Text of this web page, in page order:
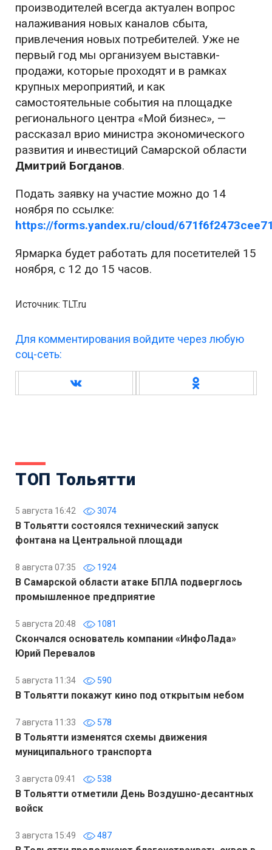
производителей всегда актуален вопрос
налаживания новых каналов сбыта,
привлечения новых потребителей. Уже не
первый год мы организуем выставки-
продажи, которые проходят и в рамках
крупных мероприятий, и как
самостоятельные события на площадке
регионального центра «Мой бизнес», —
рассказал врио министра экономического
развития и инвестиций Самарской области
Дмитрий Богданов.
Подать заявку на участие можно до 14
ноября по ссылке:
https://forms.yandex.ru/cloud/
Ярмарка будет работать для посетителей 15
ноября, с 12 до 15 часов.
Источник: TLT.ru
Для комментирования войдите через любую
соц-сеть:
ТОП Тольятти
5 августа 16:42 3074
В Тольятти состоялся технический запуск
фонтана на Центральной площади
8 августа 07:35 1924
В Самарской области атаке БПЛА подверглось
промышленное предприятие
5 августа 20:48 1081
Скончался основатель компании «ИнфоЛада»
Юрий Перевалов
5 августа 11:34 590
В Тольятти покажут кино под открытым небом
7 августа 11:33 578
В Тольятти изменятся схемы движения
муниципального транспорта
3 августа 09:41 538
В Тольятти отметили День Воздушно-десантных
войск
3 августа 15:49 487